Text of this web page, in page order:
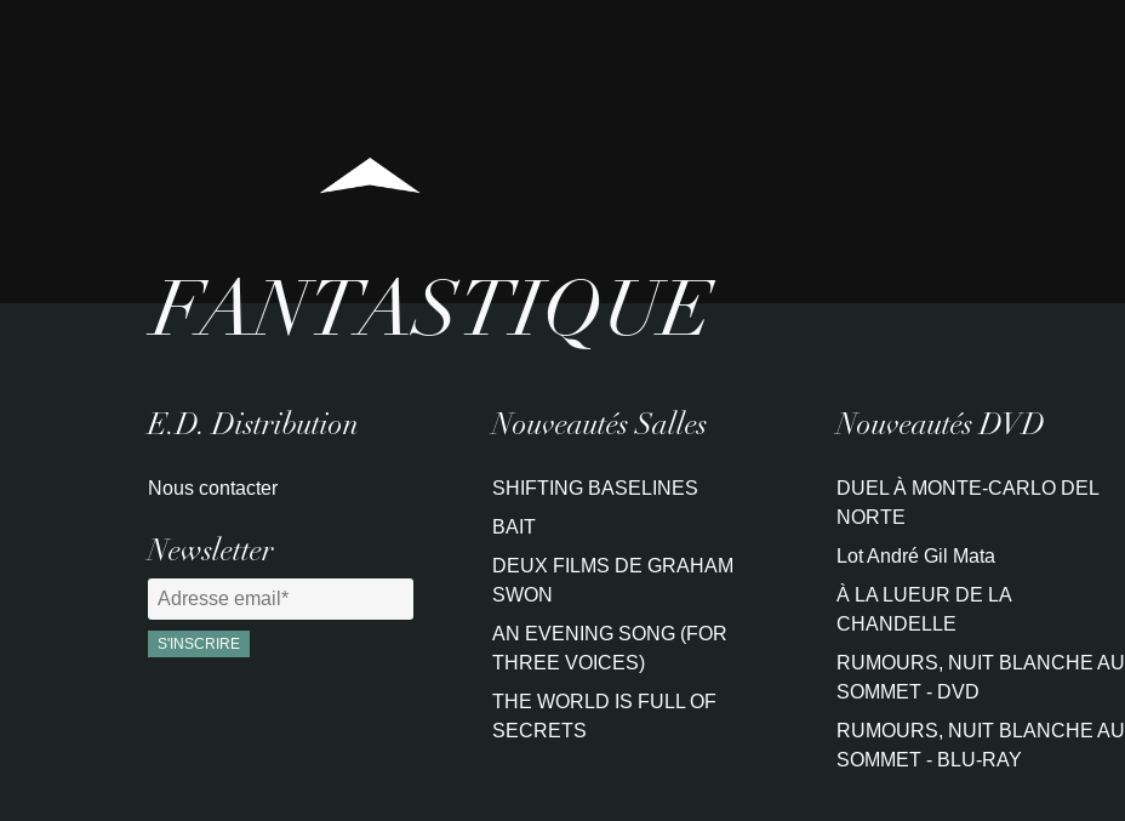
FANTASTIQUE
E.D. Distribution
Nous contacter
Newsletter
Nouveautés Salles
SHIFTING BASELINES
BAIT
DEUX FILMS DE GRAHAM
SWON
AN EVENING SONG (FOR
THREE VOICES)
THE WORLD IS FULL OF
SECRETS
Nouveautés DVD
DUEL À MONTE-CARLO DEL
NORTE
Lot André Gil Mata
À LA LUEUR DE LA
CHANDELLE
RUMOURS, NUIT BLANCHE AU
SOMMET - DVD
RUMOURS, NUIT BLANCHE AU
SOMMET - BLU-RAY